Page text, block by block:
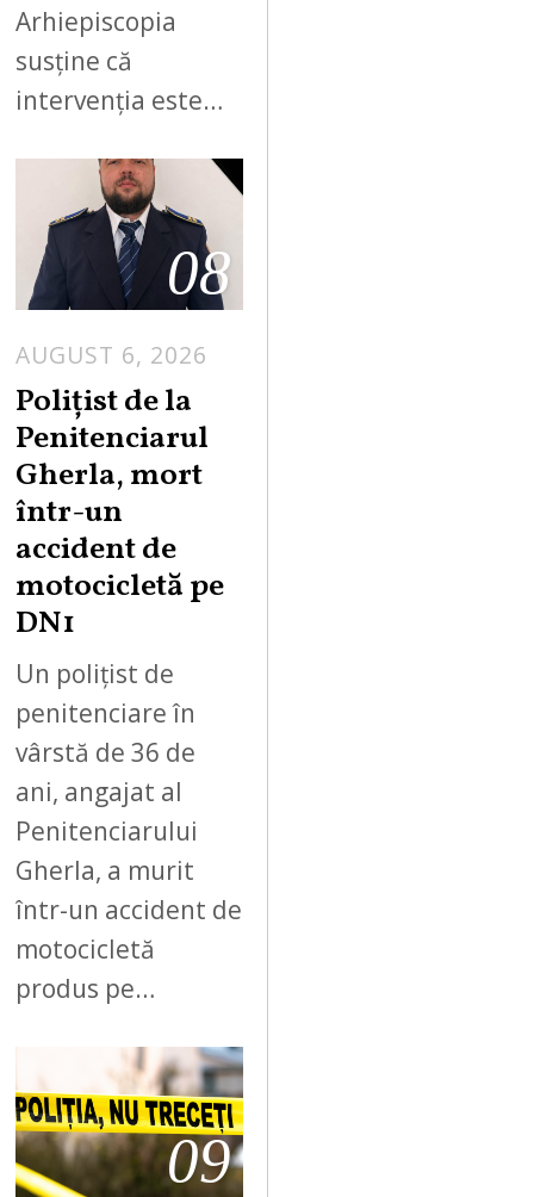
Arhiepiscopia
susține că
intervenția este…
08
AUGUST 6, 2026
Polițist de la
Penitenciarul
Gherla, mort
într-un
accident de
motocicletă pe
DN1
Un polițist de
penitenciare în
vârstă de 36 de
ani, angajat al
Penitenciarului
Gherla, a murit
într-un accident de
motocicletă
produs pe…
09